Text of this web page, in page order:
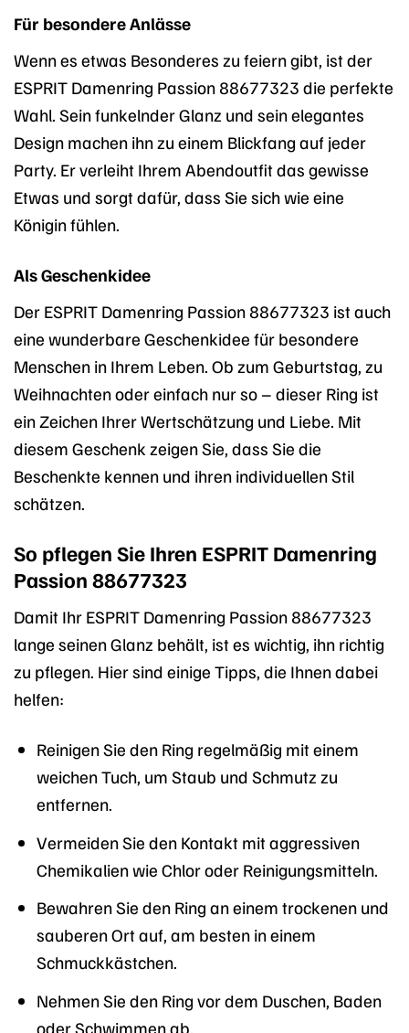
Für besondere Anlässe
Wenn es etwas Besonderes zu feiern gibt, ist der
ESPRIT Damenring Passion 88677323 die perfekte
Wahl. Sein funkelnder Glanz und sein elegantes
Design machen ihn zu einem Blickfang auf jeder
Party. Er verleiht Ihrem Abendoutfit das gewisse
Etwas und sorgt dafür, dass Sie sich wie eine
Königin fühlen.
Als Geschenkidee
Der ESPRIT Damenring Passion 88677323 ist auch
eine wunderbare Geschenkidee für besondere
Menschen in Ihrem Leben. Ob zum Geburtstag, zu
Weihnachten oder einfach nur so – dieser Ring ist
ein Zeichen Ihrer Wertschätzung und Liebe. Mit
diesem Geschenk zeigen Sie, dass Sie die
Beschenkte kennen und ihren individuellen Stil
schätzen.
So pflegen Sie Ihren ESPRIT Damenring
Passion 88677323
Damit Ihr ESPRIT Damenring Passion 88677323
lange seinen Glanz behält, ist es wichtig, ihn richtig
zu pflegen. Hier sind einige Tipps, die Ihnen dabei
helfen:
Reinigen Sie den Ring regelmäßig mit einem
weichen Tuch, um Staub und Schmutz zu
entfernen.
Vermeiden Sie den Kontakt mit aggressiven
Chemikalien wie Chlor oder Reinigungsmitteln.
Bewahren Sie den Ring an einem trockenen und
sauberen Ort auf, am besten in einem
Schmuckkästchen.
Nehmen Sie den Ring vor dem Duschen, Baden
oder Schwimmen ab.